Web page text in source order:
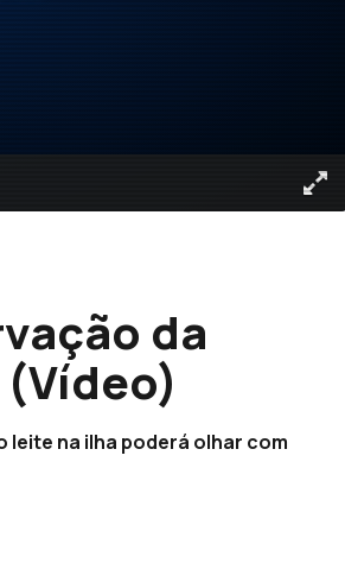
da
leite na ilha poderá olhar com